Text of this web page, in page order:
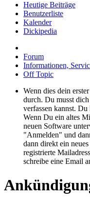
Heutige Beiträge
Benutzerliste
Kalender
Dickipedia
Forum
Informationen,
Off Topic
Wenn dies dein
durch. Du musst dich
verfassen kannst. Du
Wenn Du ein altes
neuen Software
"Anmelden" und
dann direkt ein
registrierte
schreibe eine Email